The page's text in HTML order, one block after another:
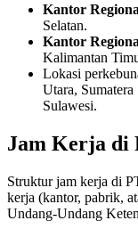
Kantor
Selatan.
Kantor
Kalimantan
Lokasi
Utara,
Sulawesi.
Jam Kerja di
Struktur jam kerja di
kerja (kantor, pabrik,
Undang-Undang